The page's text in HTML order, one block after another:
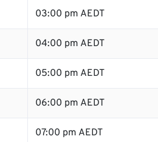
03:00 pm AEDT
04:00 pm AEDT
05:00 pm AEDT
06:00 pm AEDT
07:00 pm AEDT